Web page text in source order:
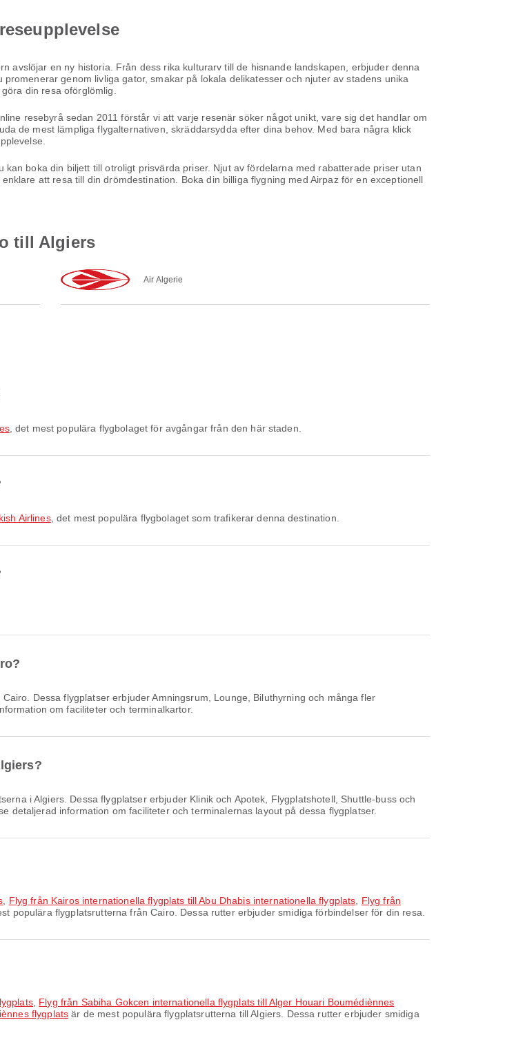
avslöjar en ny historia. Från dess rika kulturarv till de hisnande landskapen, erbjuder denna
genom livliga gator, smakar på lokala delikatesser och njuter av stadens unika
din resa oförglömlig.
resebyrå sedan 2011 förstår vi att varje resenär söker något unikt, vare sig det handlar om
de mest lämpliga flygalternativen, skräddarsydda efter dina behov. Med bara några klick
boka din biljett till otroligt prisvärda priser. Njut av fördelarna med rabatterade priser utan
att resa till din drömdestination. Boka din billiga flygning med Airpaz för en exceptionell
till Algiers
Air Algerie
, det mest populära flygbolaget för avgångar från den här staden.
Airlines, det mest populära flygbolaget som trafikerar denna destination.
Dessa flygplatser erbjuder Amningsrum, Lounge, Biluthyrning och många fler
om faciliteter och terminalkartor.
i Algiers. Dessa flygplatser erbjuder Klinik och Apotek, Flygplatshotell, Shuttle-buss och
detaljerad information om faciliteter och terminalernas layout på dessa flygplatser.
Flyg från Kairos internationella flygplats till Abu Dhabis internationella flygplats
Flyg från
populära flygplatsrutterna från Cairo. Dessa rutter erbjuder smidiga förbindelser för din resa.
, Flyg från Sabiha Gokcen internationella flygplats till Alger Houari Boumédiènnes
flygplats är de mest populära flygplatsrutterna till Algiers. Dessa rutter erbjuder smidiga